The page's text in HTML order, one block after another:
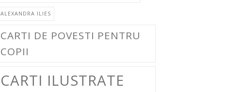
ALEXANDRA ILIES
CARTI DE POVESTI PENTRU
COPII
CARTI ILUSTRATE